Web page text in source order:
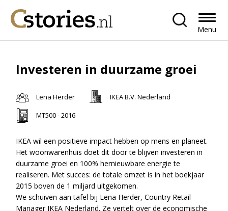
Menu
Investeren in duurzame groei
Lena Herder
IKEA B.V. Nederland
MT500 - 2016
IKEA wil een positieve impact hebben op mens en planeet.
Het woonwarenhuis doet dit door te blijven investeren in
duurzame groei en 100% hernieuwbare energie te
realiseren. Met succes: de totale omzet is in het boekjaar
2015 boven de 1 miljard uitgekomen.
We schuiven aan tafel bij Lena Herder, Country Retail
Manager IKEA Nederland. Ze vertelt over de economische